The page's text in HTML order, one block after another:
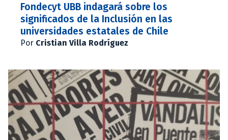
Fondecyt UBB indagará sobre los
significados de la Inclusión en las
universidades estatales de Chile
Por Cristian Villa Rodríguez